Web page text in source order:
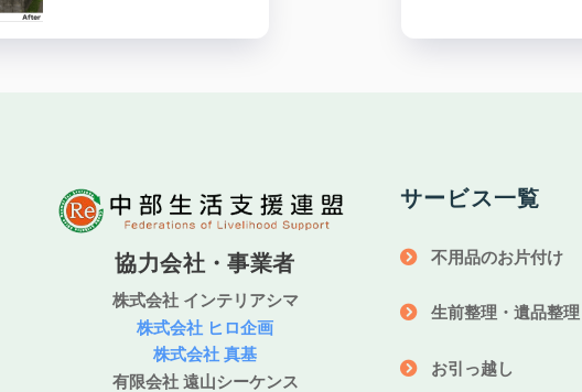
協力会社・事業者
株式会社 インテリアシマ
株式会社 ヒロ企画
株式会社 真基
有限会社 遠山シーケンス
サービス一覧
不用品のお片付け
生前整理・遺品整理
お引っ越し